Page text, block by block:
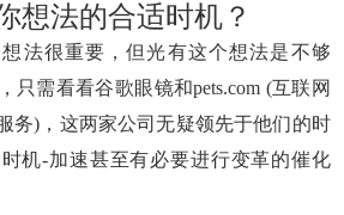
想法的合适时机？
法很重要，但光有这个想法是不够
只需看看谷歌眼镜和pets.com (互联网
务)，这两家公司无疑领先于他们的时
机-加速甚至有必要进行变革的催化